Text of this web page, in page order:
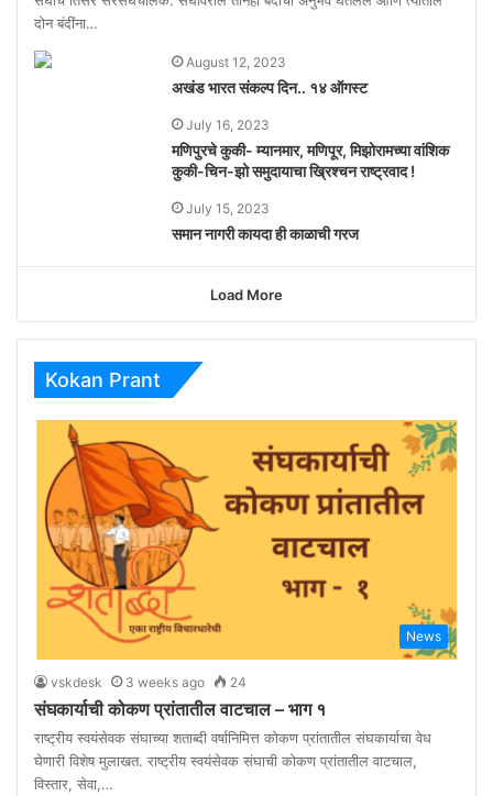
दोन बंदींना…
August 12, 2023
अखंड भारत संकल्प दिन.. १४ ऑगस्ट
July 16, 2023
मणिपुरचे कुकी- म्यानमार, मणिपूर, मिझोरामच्या वांशिक
कुकी-चिन-झो समुदायाचा ख्रिश्चन राष्ट्रवाद !
July 15, 2023
समान नागरी कायदा ही काळाची गरज
Load More
Kokan Prant
News
vskdesk 3 weeks ago 24
संघकार्याची कोकण प्रांतातील वाटचाल – भाग १
राष्ट्रीय स्वयंसेवक संघाच्या शताब्दी वर्षानिमित्त कोकण प्रांतातील संघकार्याचा वेध
घेणारी विशेष मुलाखत. राष्ट्रीय स्वयंसेवक संघाची कोकण प्रांतातील वाटचाल,
विस्तार, सेवा,…